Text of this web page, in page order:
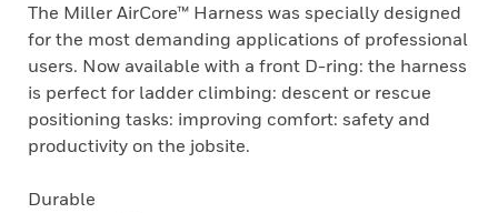
The Miller AirCore™ Harness was specially designed
for the most demanding applications of professional
users. Now available with a front D-ring: the harness
is perfect for ladder climbing: descent or rescue
positioning tasks: improving comfort: safety and
productivity on the jobsite.
Durable